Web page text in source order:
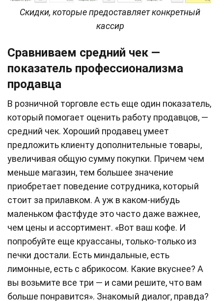
Скидки, которые предоставляет конкретный
кассир
Сравниваем средний чек —
показатель профессионализма
продавца
В розничной торговле есть еще один показатель,
который помогает оценить работу продавцов, —
средний чек. Хороший продавец умеет
предложить клиенту дополнительные товары,
увеличивая общую сумму покупки. Причем чем
меньше магазин, тем большее значение
приобретает поведение сотрудника, который
стоит за прилавком. А уж в каком-нибудь
маленьком фастфуде это часто даже важнее,
чем цены и ассортимент. «Вот ваш кофе. И
попробуйте еще круассаны, только-только из
печки достали. Есть миндальные, есть
лимонные, есть с абрикосом. Какие вкуснее? А
вы возьмите все три — и сами решите, что вам
больше понравится». Знакомый диалог, правда?